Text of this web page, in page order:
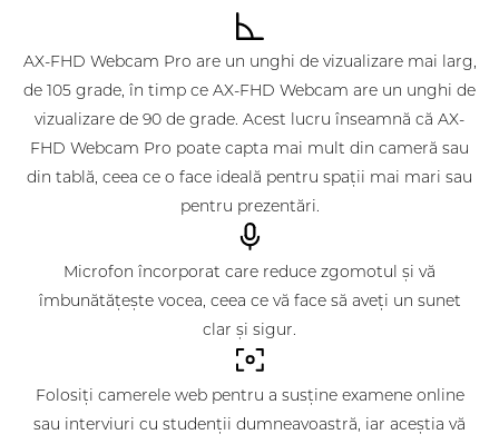
AX-FHD Webcam Pro are un unghi de vizualizare mai larg,
de 105 grade, în timp ce AX-FHD Webcam are un unghi de
vizualizare de 90 de grade. Acest lucru înseamnă că AX-
FHD Webcam Pro poate capta mai mult din cameră sau
din tablă, ceea ce o face ideală pentru spații mai mari sau
pentru prezentări.
Microfon încorporat care reduce zgomotul și vă
îmbunătățește vocea, ceea ce vă face să aveți un sunet
clar și sigur.
Folosiți camerele web pentru a susține examene online
sau interviuri cu studenții dumneavoastră, iar aceștia vă